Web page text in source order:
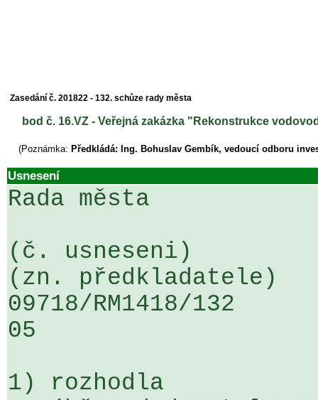
Zasedání č. 201822 - 132. schůze rady města
bod č. 16.VZ - Veřejná zakázka "Rekonstrukce
(Poznámka: Předkládá: Ing. Bohuslav Gembík, vedoucí odboru
Usnesení
Rada města
(č. usneseni)
(zn. předkladatele)
09718/RM1418/
05
1) rozhodla